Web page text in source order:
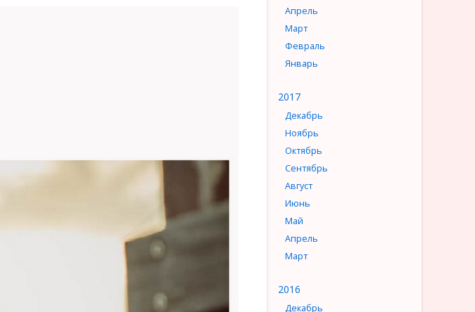
Апрель
Март
Февраль
Январь
2017
Декабрь
Ноябрь
Октябрь
Сентябрь
Август
Июнь
Май
Апрель
Март
2016
Декабрь